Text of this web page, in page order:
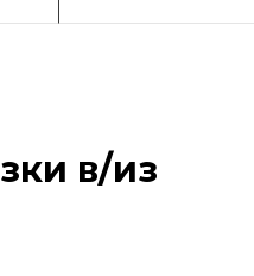
в/из